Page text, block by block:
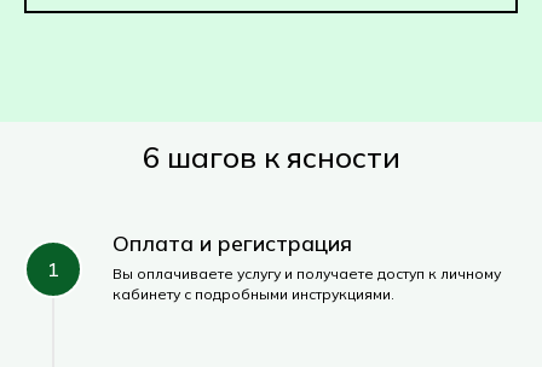
6 шагов к ясности
Оплата и регистрация
Вы оплачиваете услугу и получаете доступ к личному
кабинету с подробными инструкциями.